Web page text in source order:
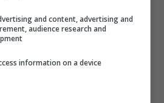
των«Εορτών
Μάνο Χατζιδάκι
οι
and content, advertising and
audience research and
information on a device